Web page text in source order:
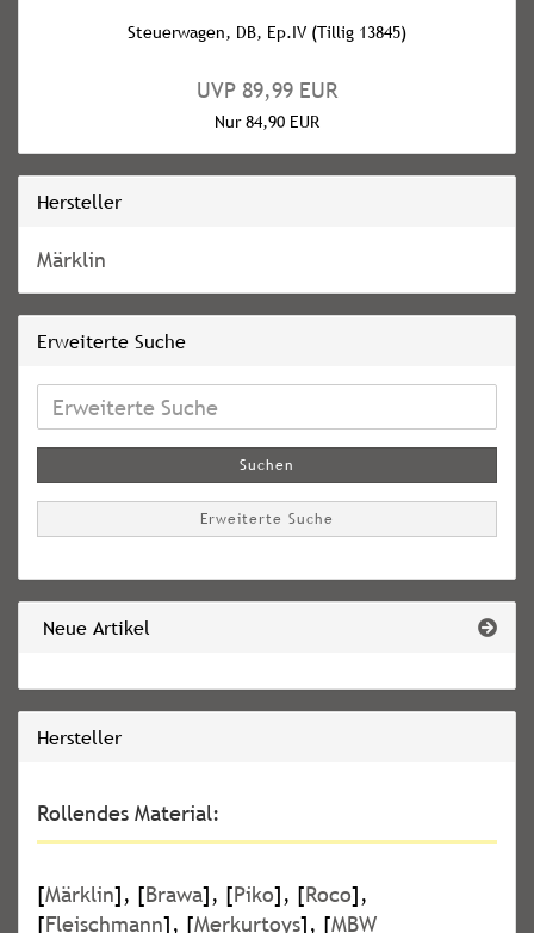
Steuerwagen, DB, Ep.IV (Tillig 13845)
UVP 89,99 EUR
Nur 84,90 EUR
Hersteller
Märklin
Erweiterte Suche
Erweiterte
Suche
Suchen
Erweiterte Suche
Neue Artikel
Hersteller
Rollendes Material:
[Märklin], [Brawa], [Piko], [Roco],
[Fleischmann], [Merkurtoys], [MBW